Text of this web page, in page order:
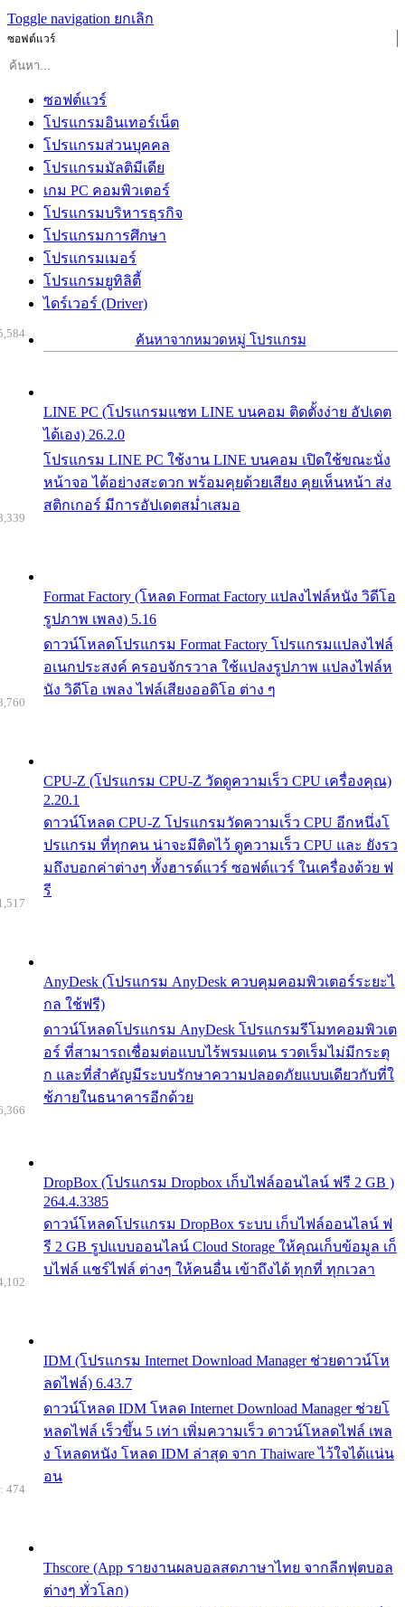
Toggle navigation ยกเลิก
ซอฟต์แวร์
ซอฟต์แวร์
โปรแกรมอินเทอร์เน็ต
โปรแกรมส่วนบุคคล
โปรแกรมมัลติมีเดีย
เกม PC คอมพิวเตอร์
โปรแกรมบริหารธุรกิจ
โปรแกรมการศึกษา
โปรแกรมเมอร์
โปรแกรมยูทิลิตี้
ไดร์เวอร์ (Driver)
ค้นหาจากหมวดหมู่ โปรแกรม
LINE PC (โปรแกรมแชท LINE บนคอม ติดตั้งง่าย อัปเดต
ได้เอง) 26.2.0
โปรแกรม LINE PC ใช้งาน LINE บนคอม เปิดใช้ขณะนั่ง
หน้าจอ ได้อย่างสะดวก พร้อมคุยด้วยเสียง คุยเห็นหน้า ส่ง
สติกเกอร์ มีการอัปเดตสม่ำเสมอ
Format Factory (โหลด Format Factory แปลงไฟล์หนัง วิดีโอ
รูปภาพ เพลง) 5.16
ดาวน์โหลดโปรแกรม Format Factory โปรแกรมแปลงไฟล์
อเนกประสงค์ ครอบจักรวาล ใช้แปลงรูปภาพ แปลงไฟล์ห
นัง วิดีโอ เพลง ไฟล์เสียงออดิโอ ต่าง ๆ
CPU-Z (โปรแกรม CPU-Z วัดดูความเร็ว CPU เครื่องคุณ)
2.20.1
ดาวน์โหลด CPU-Z โปรแกรมวัดความเร็ว CPU อีกหนึ่งโ
ปรแกรม ที่ทุกคน น่าจะมีติดไว้ ดูความเร็ว CPU และ ยังรว
มถึงบอกค่าต่างๆ ทั้งฮารด์แวร์ ซอฟต์แวร์ ในเครื่องด้วย ฟ
รี
AnyDesk (โปรแกรม AnyDesk ควบคุมคอมพิวเตอร์ระยะไ
กล ใช้ฟรี)
ดาวน์โหลดโปรแกรม AnyDesk โปรแกรมรีโมทคอมพิวเต
อร์ ที่สามารถเชื่อมต่อแบบไร้พรมแดน รวดเร็มไม่มีกระตุ
ก และที่สำคัญมีระบบรักษาความปลอดภัยแบบเดียวกับที่ใ
ช้ภายในธนาคารอีกด้วย
DropBox (โปรแกรม Dropbox เก็บไฟล์ออนไลน์ ฟรี 2 GB )
264.4.3385
ดาวน์โหลดโปรแกรม DropBox ระบบ เก็บไฟล์ออนไลน์ ฟ
รี 2 GB รูปแบบออนไลน์ Cloud Storage ให้คุณเก็บข้อมูล เก็
บไฟล์ แชร์ไฟล์ ต่างๆ ให้คนอื่น เข้าถึงได้ ทุกที่ ทุกเวลา
IDM (โปรแกรม Internet Download Manager ช่วยดาวน์โห
ลดไฟล์) 6.43.7
ดาวน์โหลด IDM โหลด Internet Download Manager ช่วยโ
หลดไฟล์ เร็วขึ้น 5 เท่า เพิ่มความเร็ว ดาวน์โหลดไฟล์ เพล
ง โหลดหนัง โหลด IDM ล่าสุด จาก Thaiware ไว้ใจได้แน่น
อน
Thscore (App รายงานผลบอลสดภาษาไทย จากลีกฟุตบอล
ต่างๆ ทั่วโลก)
474